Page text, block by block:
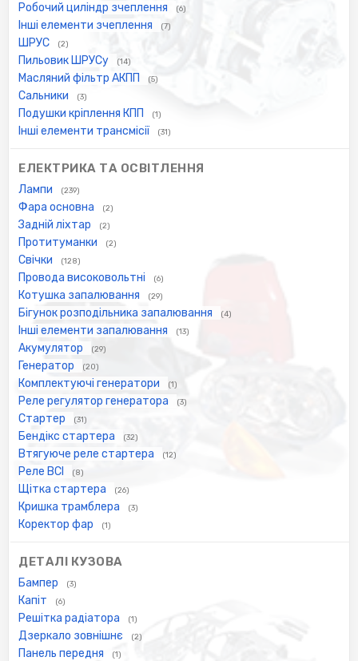
Робочий циліндр зчеплення (6)
Інші елементи зчеплення (7)
ШРУС (2)
Пильовик ШРУСу (14)
Масляний фільтр АКПП (5)
Сальники (3)
Подушки кріплення КПП (1)
Інші елементи трансмісії (31)
ЕЛЕКТРИКА ТА ОСВІТЛЕННЯ
Лампи (239)
Фара основна (2)
Задній ліхтар (2)
Протитуманки (2)
Свічки (128)
Провода високовольтні (6)
Котушка запалювання (29)
Бігунок розподільника запалювання (4)
Інші елементи запалювання (13)
Акумулятор (29)
Генератор (20)
Комплектуючі генератори (1)
Реле регулятор генератора (3)
Стартер (31)
Бендікс стартера (32)
Втягуюче реле стартера (12)
Реле ВСІ (8)
Щітка стартера (26)
Кришка трамблера (3)
Коректор фар (1)
ДЕТАЛІ КУЗОВА
Бампер (3)
Капіт (6)
Решітка радіатора (1)
Дзеркало зовнішнє (2)
Панель передня (1)